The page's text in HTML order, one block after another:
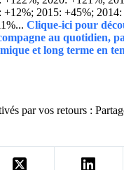
+12%; 2015: +45%;
Clique-ici pour
au quotidien,
et long terme en
par vos retours :